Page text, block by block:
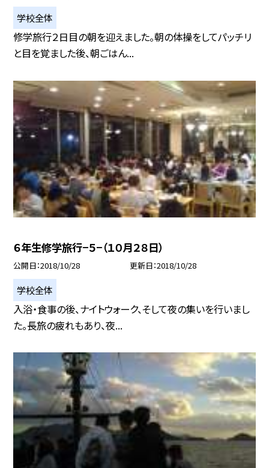
学校全体
修学旅行２日目の朝を迎えました。朝の体操をしてパッチリ
と目を覚ました後、朝ごはん...
６年生修学旅行−５−（１０月２８日）
公開日 2018/10/28 更新日 2018/10/28
学校全体
入浴・食事の後、ナイトウォーク、そして夜の集いを行いまし
た。長旅の疲れもあり、夜...